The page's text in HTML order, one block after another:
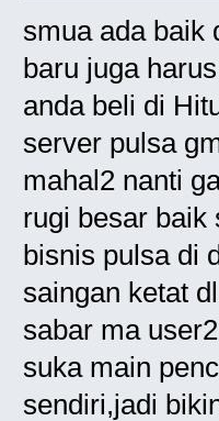
smua ada baik
baru juga
anda beli di
server pulsa
mahal2 nanti
rugi besar baik
bisnis pulsa di
saingan ketat
sabar ma
suka main
sendiri,jadi